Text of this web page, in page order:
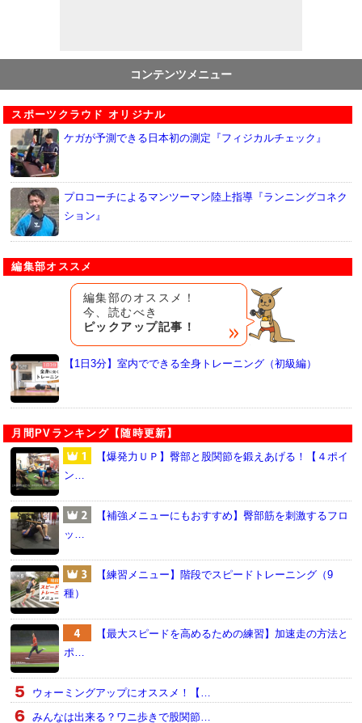
コンテンツメニュー
スポーツクラウド オリジナル
ケガが予測できる日本初の測定『フィジカルチェック』
プロコーチによるマンツーマン陸上指導『ランニングコネク
ション』
編集部オススメ
編集部のオススメ！
今、読むべき
ピックアップ記事！
【1日3分】室内でできる全身トレーニング（初級編）
月間PVランキング【随時更新】
【爆発力ＵＰ】臀部と股関節を鍛えあげる！【４ポイ
ン…
【補強メニューにもおすすめ】臀部筋を刺激するフロ
ッ…
【練習メニュー】階段でスピードトレーニング（9
種）
【最大スピードを高めるための練習】加速走の方法と
ポ…
ウォーミングアップにオススメ！【…
みんなは出来る？ワニ歩きで股関節…